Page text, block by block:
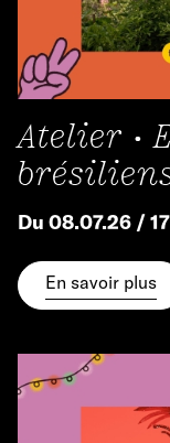
Atelier •
Du 08.07.26 /
En savoir plus